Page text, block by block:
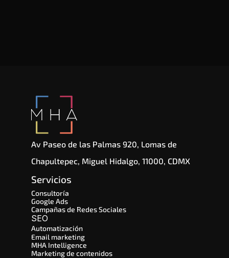
Av Paseo de las Palmas 920, Lomas de
Chapultepec, Miguel Hidalgo, 11000, CDMX
Servicios
Consultoría
Google Ads
Campañas de Redes Sociales
Automatización
Email marketing
MHA Intelligence
Marketing de contenidos